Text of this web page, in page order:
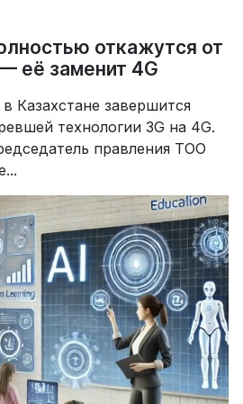
откажутся от
её заменит 4G
Казахстане завершится
технологии 3G на 4G.
правления ТОО